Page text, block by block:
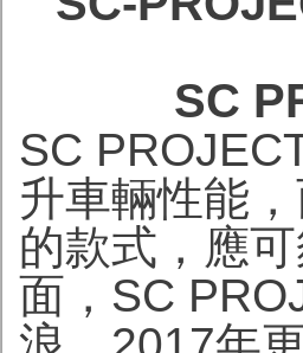
SC
SC
升車輛性能
的款式，應
面，SC